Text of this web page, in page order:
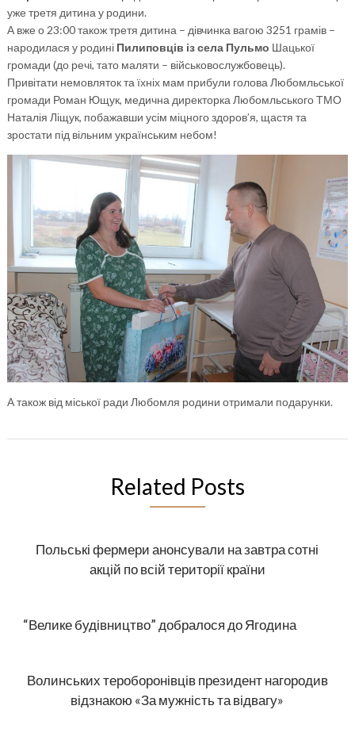
уже третя дитина у родини.
А вже о 23:00 також третя дитина – дівчинка вагою 3251 грамів –
народилася у родині Пилиповців із села Пульмо Шацької
громади (до речі, тато маляти – військовослужбовець).
Привітати немовляток та їхніх мам прибули голова Любомльської
громади Роман Ющук, медична директорка Любомльського ТМО
Наталія Ліщук, побажавши усім міцного здоров’я, щастя та
зростати під вільним українським небом!
А також від міської ради Любомля родини отримали подарунки.
Related Posts
Польські фермери анонсували на завтра сотні
акцій по всій території країни
“Велике будівництво” добралося до Ягодина
Волинських тероборонівців президент нагородив
відзнакою «За мужність та відвагу»